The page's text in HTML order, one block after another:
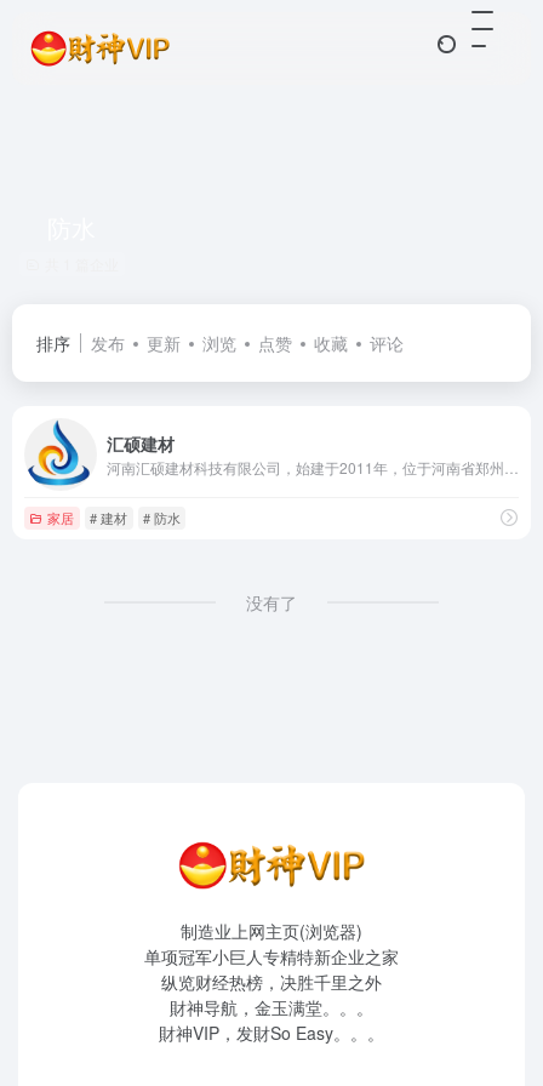
排序 发布 更新 浏览 点赞 收藏 评论
汇硕建材
家居 # 建材 # 防水
没有了
制造业上网主页(浏览器)
单项冠军小巨人专精特新企业之家
纵览财经热榜，决胜千里之外
財神导航，金玉满堂。。。
財神VIP，发財So Easy。。。